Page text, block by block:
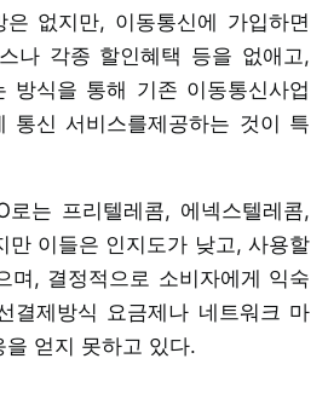
없지만, 이동통신에 가입하면
나 각종 할인혜택 등을 없애고,
방식을 통해 기존 이동통신사업
통신 서비스를제공하는 것이 특
는 프리텔레콤, 에넥스텔레콤,
만 이들은 인지도가 낮고, 사용할
며, 결정적으로 소비자에게 익숙
결제방식 요금제나 네트워크 마
얻지 못하고 있다.